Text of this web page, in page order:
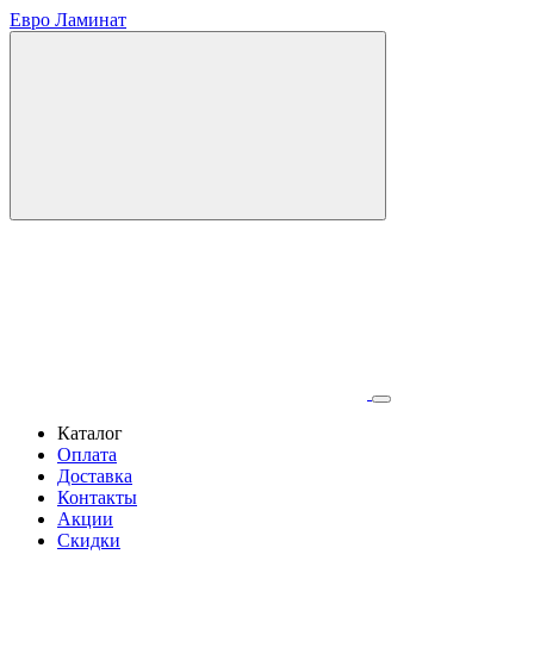
Евро Ламинат
Каталог
Оплата
Доставка
Контакты
Акции
Скидки